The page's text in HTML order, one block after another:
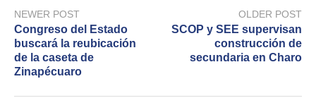
NEWER POST
Congreso del Estado
buscará la reubicación
de la caseta de
Zinapécuaro
OLDER POST
SCOP y SEE supervisan
construcción de
secundaria en Charo